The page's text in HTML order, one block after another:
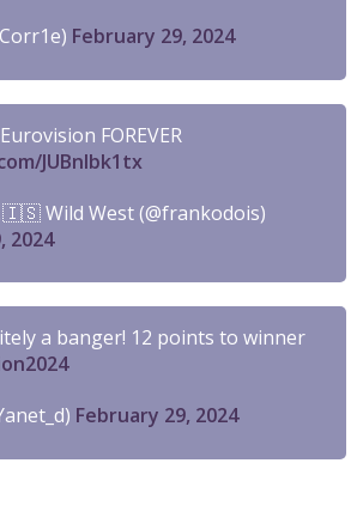
February 29, 2024
FOREVER
JUBnIbk1tx
Wild West (@frankodois)
2024
a banger! 12 points to winner
February 29, 2024